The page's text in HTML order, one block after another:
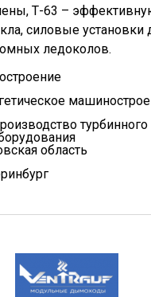
Т-63 –
силовые установки
ледоколов.
турбинного
область